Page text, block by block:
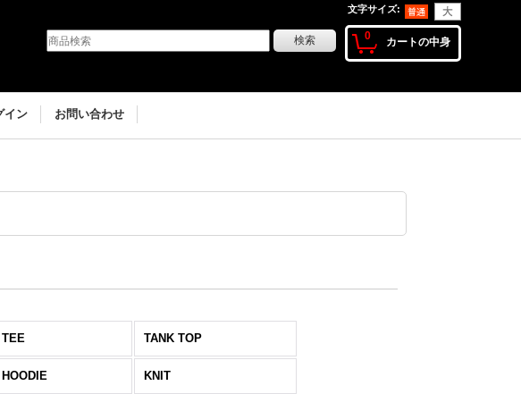
文字サイズ:
0 カートの中身
イン お問い合わせ
TANK TOP
KNIT